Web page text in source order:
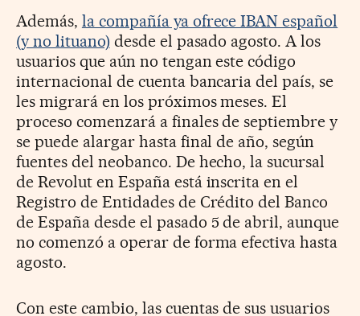
Además, la compañía ya ofrece IBAN español
(y no lituano) desde el pasado agosto. A los
usuarios que aún no tengan este código
internacional de cuenta bancaria del país, se
les migrará en los próximos meses. El
proceso comenzará a finales de septiembre y
se puede alargar hasta final de año, según
fuentes del neobanco. De hecho, la sucursal
de Revolut en España está inscrita en el
Registro de Entidades de Crédito del Banco
de España desde el pasado 5 de abril, aunque
no comenzó a operar de forma efectiva hasta
agosto.
Con este cambio, las cuentas de sus usuarios